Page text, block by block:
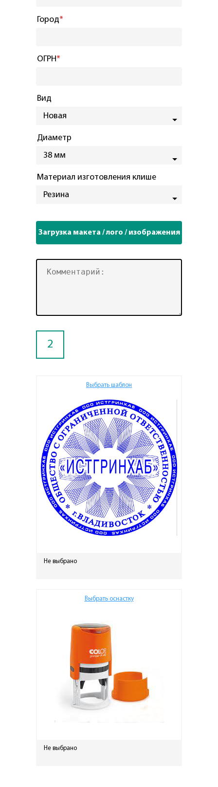
Город*
ОГРН*
Вид
Новая
Диаметр
38 мм
Материал изготовления клише
Резина
2
Выбрать шаблон
Не выбрано
Выбрать оснастку
Не выбрано